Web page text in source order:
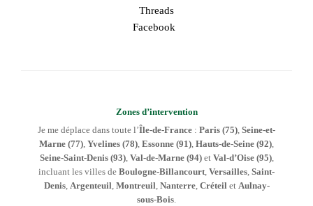
Threads
Facebook
Zones d’intervention
Je me déplace dans toute l’Île-de-France : Paris (75), Seine-et-
Marne (77), Yvelines (78), Essonne (91), Hauts-de-Seine (92),
Seine-Saint-Denis (93), Val-de-Marne (94)et Val-d’Oise (95),
incluant les villes de Boulogne-Billancourt, Versailles, Saint-
Denis, Argenteuil, Montreuil, Nanterre, Créteilet Aulnay-
sous-Bois.